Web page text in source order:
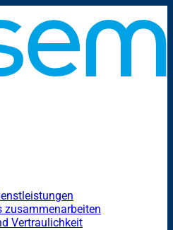
zusammenarbeiten
Vertraulichkeit